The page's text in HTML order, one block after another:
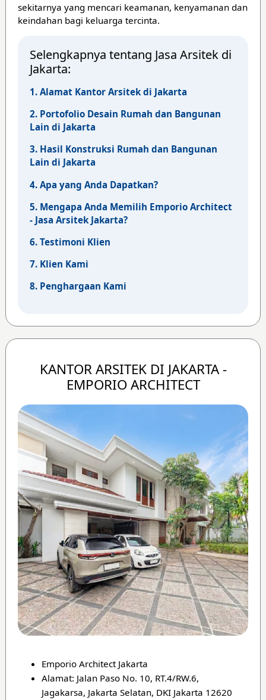
sekitarnya yang mencari keamanan, kenyamanan dan
keindahan bagi keluarga tercinta.
Selengkapnya tentang Jasa Arsitek di
Jakarta:
1. Alamat Kantor Arsitek di Jakarta
2. Portofolio Desain Rumah dan Bangunan
Lain di Jakarta
3. Hasil Konstruksi Rumah dan Bangunan
Lain di Jakarta
4. Apa yang Anda Dapatkan?
5. Mengapa Anda Memilih Emporio Architect
- Jasa Arsitek Jakarta?
6. Testimoni Klien
7. Klien Kami
8. Penghargaan Kami
KANTOR ARSITEK DI JAKARTA -
EMPORIO ARCHITECT
Emporio Architect Jakarta
Alamat: Jalan Paso No. 10, RT.4/RW.6,
Jagakarsa, Jakarta Selatan, DKI Jakarta 12620